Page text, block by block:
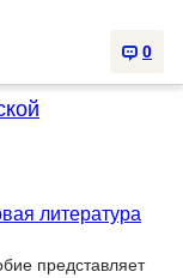
0
литература
представляет